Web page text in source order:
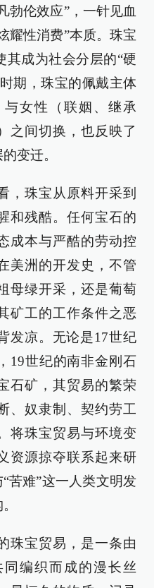
勃伦效应”，一针见血
耀性消费”本质。珠宝
其成为社会分层的“硬
期，珠宝的佩戴主体
女性（联姻、继承
之间切换，也反映了
变迁。
，珠宝从原料开采到
和残酷。任何宝石的
成本与严酷的劳动控
美洲的开发史，不管
母绿开采，还是葡萄
矿工的工作条件之恶
发凉。无论是17世纪
19世纪的南非金刚石
石矿，其贸易的繁荣
、奴隶制、契约劳工
将珠宝贸易与环境变
资源掠夺联系起来研
苦难”这一人类文明发
珠宝贸易，是一条由
编织而成的漫长丝